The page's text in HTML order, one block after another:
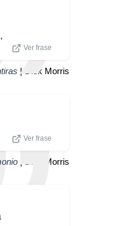
Ver frase
| Dick Morris
Ver frase
| Dick Morris